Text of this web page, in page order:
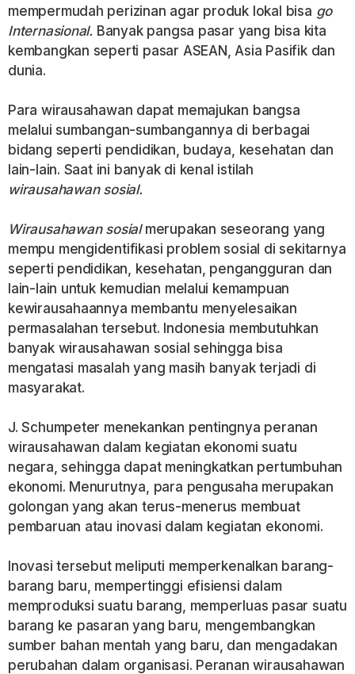
mempermudah perizinan agar produk lokal bisa go
Internasional. Banyak pangsa pasar yang bisa kita
kembangkan seperti pasar ASEAN, Asia Pasifik dan
dunia.
Para wirausahawan dapat memajukan bangsa
melalui sumbangan-sumbangannya di berbagai
bidang seperti pendidikan, budaya, kesehatan dan
lain-lain. Saat ini banyak di kenal istilah
wirausahawan sosial.
Wirausahawan sosialmerupakan seseorang yang
mempu mengidentifikasi problem sosial di sekitarnya
seperti pendidikan, kesehatan, pengangguran dan
lain-lain untuk kemudian melalui kemampuan
kewirausahaannya membantu menyelesaikan
permasalahan tersebut. Indonesia membutuhkan
banyak wirausahawan sosial sehingga bisa
mengatasi masalah yang masih banyak terjadi di
masyarakat.
J. Schumpeter menekankan pentingnya peranan
wirausahawan dalam kegiatan ekonomi suatu
negara, sehingga dapat meningkatkan pertumbuhan
ekonomi. Menurutnya, para pengusaha merupakan
golongan yang akan terus-menerus membuat
pembaruan atau inovasi dalam kegiatan ekonomi.
Inovasi tersebut meliputi memperkenalkan barang-
barang baru, mempertinggi efisiensi dalam
memproduksi suatu barang, memperluas pasar suatu
barang ke pasaran yang baru, mengembangkan
sumber bahan mentah yang baru, dan mengadakan
perubahan dalam organisasi. Peranan wirausahawan